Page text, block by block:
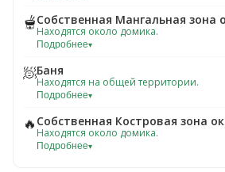
🫕Собственная Мангальная зона
Находятся около домика.
Подробнее▾
🧖Баня
Находятся на общей территории.
Подробнее▾
🔥 Собственная Костровая зона
Находятся около домика.
Подробнее▾